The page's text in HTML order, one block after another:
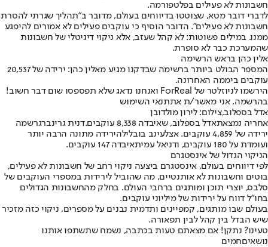
חשבונות לא פעילים בפלטפורמה.
לדברי דובר מטא, שצוטטו בדיווחים בעולם, מדובר ב"תהליך שגרתי להסרת
חשבונות לא פעילים". הדובר הוסיף כי עוקבים פעילים לא אמורים להיפגע
ממנו. במילים פשוטות: לא קהל שעזב, אלא ניקוי דיגיטלי של חשבונות
שהמערכת כבר לא סופרת.
אלין כהן בראש הרשימה
המספר הבולט ביותר ברשימה שבדקנו מגיע מאלין כהן
: ירידה של 20,537
עוקבים ביממה האחרונה.
הירשמו לניוזלטר של ForReal ואנחנו נדאג שלא תפספסו שום דבר חשוב!
בהרשמה, אני מאשר/ת אתתנאי השימוש
אדל בספלוב,צילום: לירון מולדובן
אחריה נמצאתאדל בספלוב, שאיבדה 8,338 עוקבים. דנית גרינברגרשמה
ירידה של 4,859 עוקבים. אצל
עינב בובלילהירידה מתונה הרבה יותר
ועומדת על 180 עוקבים, ו
דניאל עמיתאיבדה 147 עוקבים.
הניקוי הגדול של אינסטגרם
לפי דיווחים בעולם, אינסטגרם ביצעה ניקוי רחב של חשבונות לא פעילים,
בוטים וחשבונות לא אותנטיים, מה שהוביל לירידות במספרי העוקבים של
סלבס, יוצרי תוכן ומותגים ברחבי העולם. בחלק מהחשבונות הגדולים
בחו"ל דווח על ירידות של מיליוני עוקבים.
בעולם שבו מותגים, קמפיינים ותדמית נבנים על מספרים, ניקוי כזה מזכיר
שיש הבדל בין קהל לבין תפאורה.
טעינו? נתקן! אם מצאתם טעות בכתבה, נשמח שתשתפו אותנו
נושאיםחמים